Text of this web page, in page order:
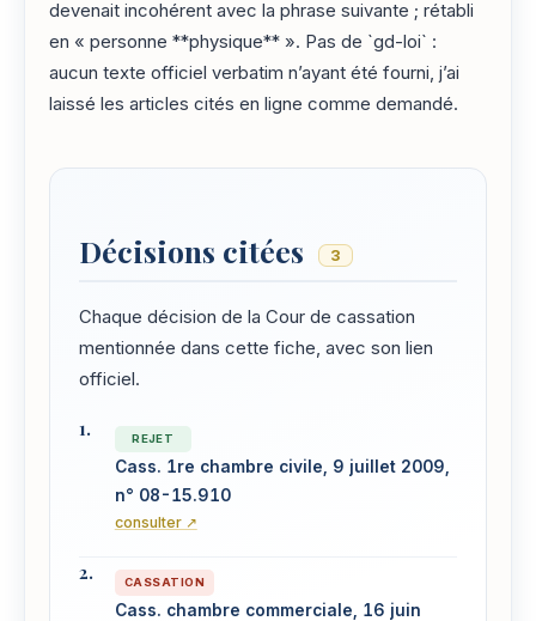
devenait incohérent avec la phrase suivante ; rétabli
en « personne **physique** ». Pas de `gd-loi` :
aucun texte officiel verbatim n’ayant été fourni, j’ai
laissé les articles cités en ligne comme demandé.
Décisions citées 3
Chaque décision de la Cour de cassation
mentionnée dans cette fiche, avec son lien
officiel.
REJET
Cass. 1re chambre civile, 9 juillet 2009,
n° 08-15.910
consulter ↗
CASSATION
Cass. chambre commerciale, 16 juin